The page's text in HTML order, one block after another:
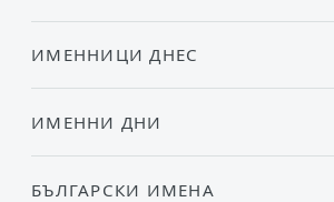
ИМЕННИЦИ ДНЕС
ИМЕННИ ДНИ
БЪЛГАРСКИ ИМЕНА